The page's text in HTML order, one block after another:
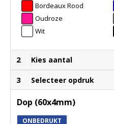
Bordeaux Rood
Oudroze
Wit
2 Kies aantal
3 Selecteer opdruk
Dop (60x4mm)
ONBEDRUKT